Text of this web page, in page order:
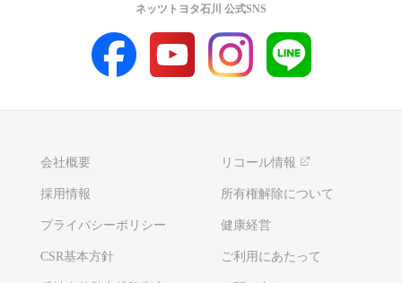
会社概要 リコール情報
採用情報 所有権解除について
プライバシーポリシー 健康経営
CSR基本方針 ご利用にあたって
ネッツトヨタ石川 公式SNS